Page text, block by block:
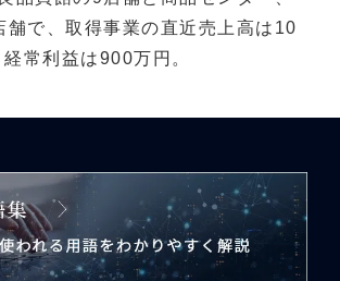
舗で、取得事業の直近売上高は10
常利益は900万円。